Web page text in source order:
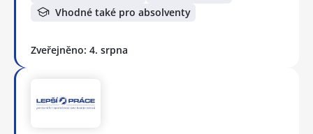
Vhodné také pro absolventy
Zveřejněno: 4. srpna